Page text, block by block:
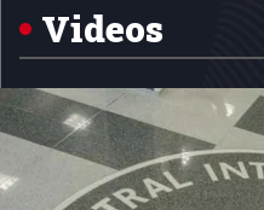
Videos